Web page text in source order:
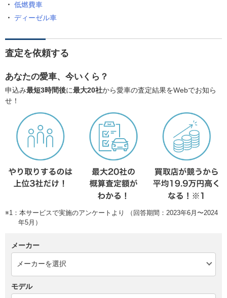
低燃費車
ディーゼル車
査定を依頼する
あなたの愛車、今いくら？
申込み最短3時間後に最大20社から愛車の査定結果をWebでお知ら
せ！
※1：本サービスで実施のアンケートより （回答期間：2023年6月〜2024
年5月）
メーカー
モデル